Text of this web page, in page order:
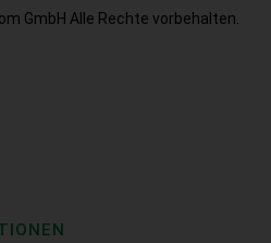
GmbH Alle Rechte vorbehalten.